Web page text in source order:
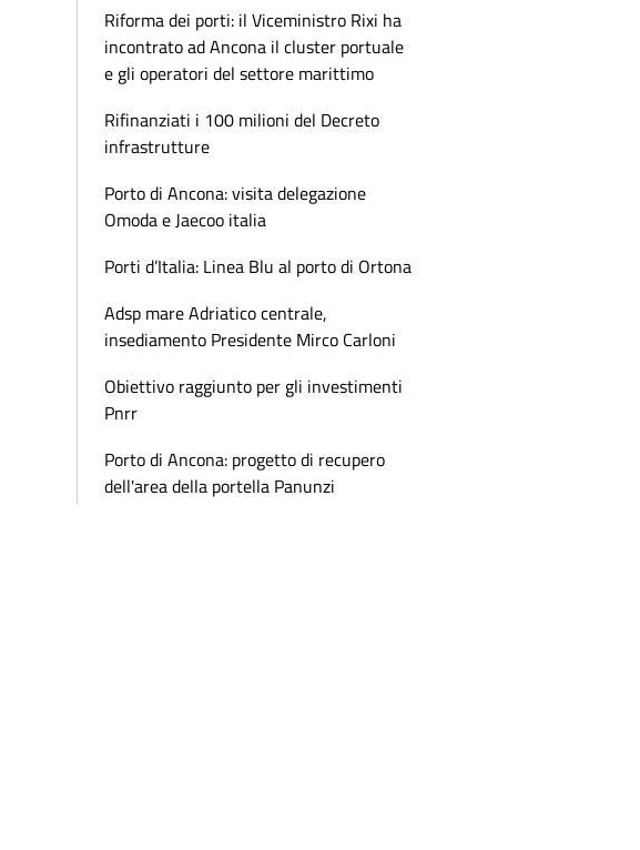
Riforma dei porti: il Viceministro Rixi ha
incontrato ad Ancona il cluster portuale
e gli operatori del settore marittimo
Rifinanziati i 100 milioni del Decreto
infrastrutture
Porto di Ancona: visita delegazione
Omoda e Jaecoo italia
Porti d’Italia: Linea Blu al porto di Ortona
Adsp mare Adriatico centrale,
insediamento Presidente Mirco Carloni
Obiettivo raggiunto per gli investimenti
Pnrr
Porto di Ancona: progetto di recupero
dell'area della portella Panunzi